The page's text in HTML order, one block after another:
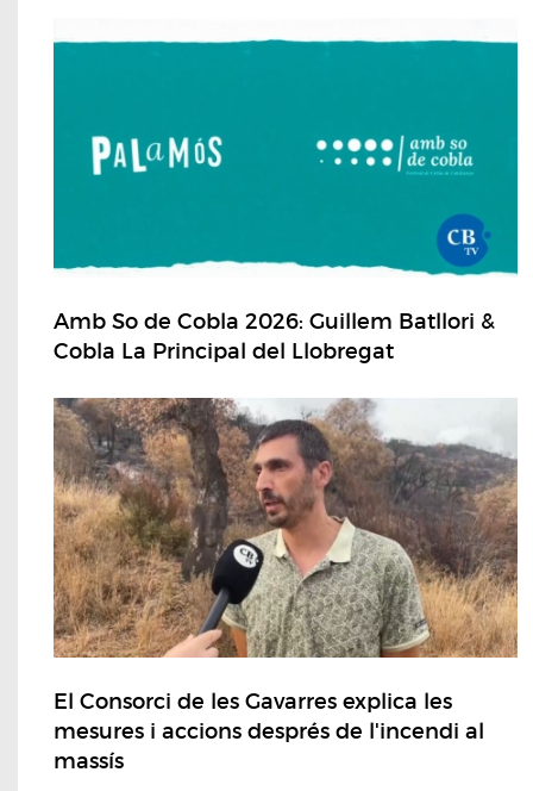
Amb So de Cobla 2026: Guillem Batllori &
Cobla La Principal del Llobregat
El Consorci de les Gavarres explica les
mesures i accions després de l'incendi al
massís